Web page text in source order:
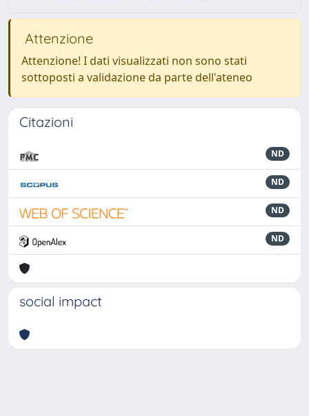
Attenzione
Attenzione! I dati visualizzati non sono stati
sottoposti a validazione da parte dell'ateneo
Citazioni
ND
ND
ND
ND
social impact